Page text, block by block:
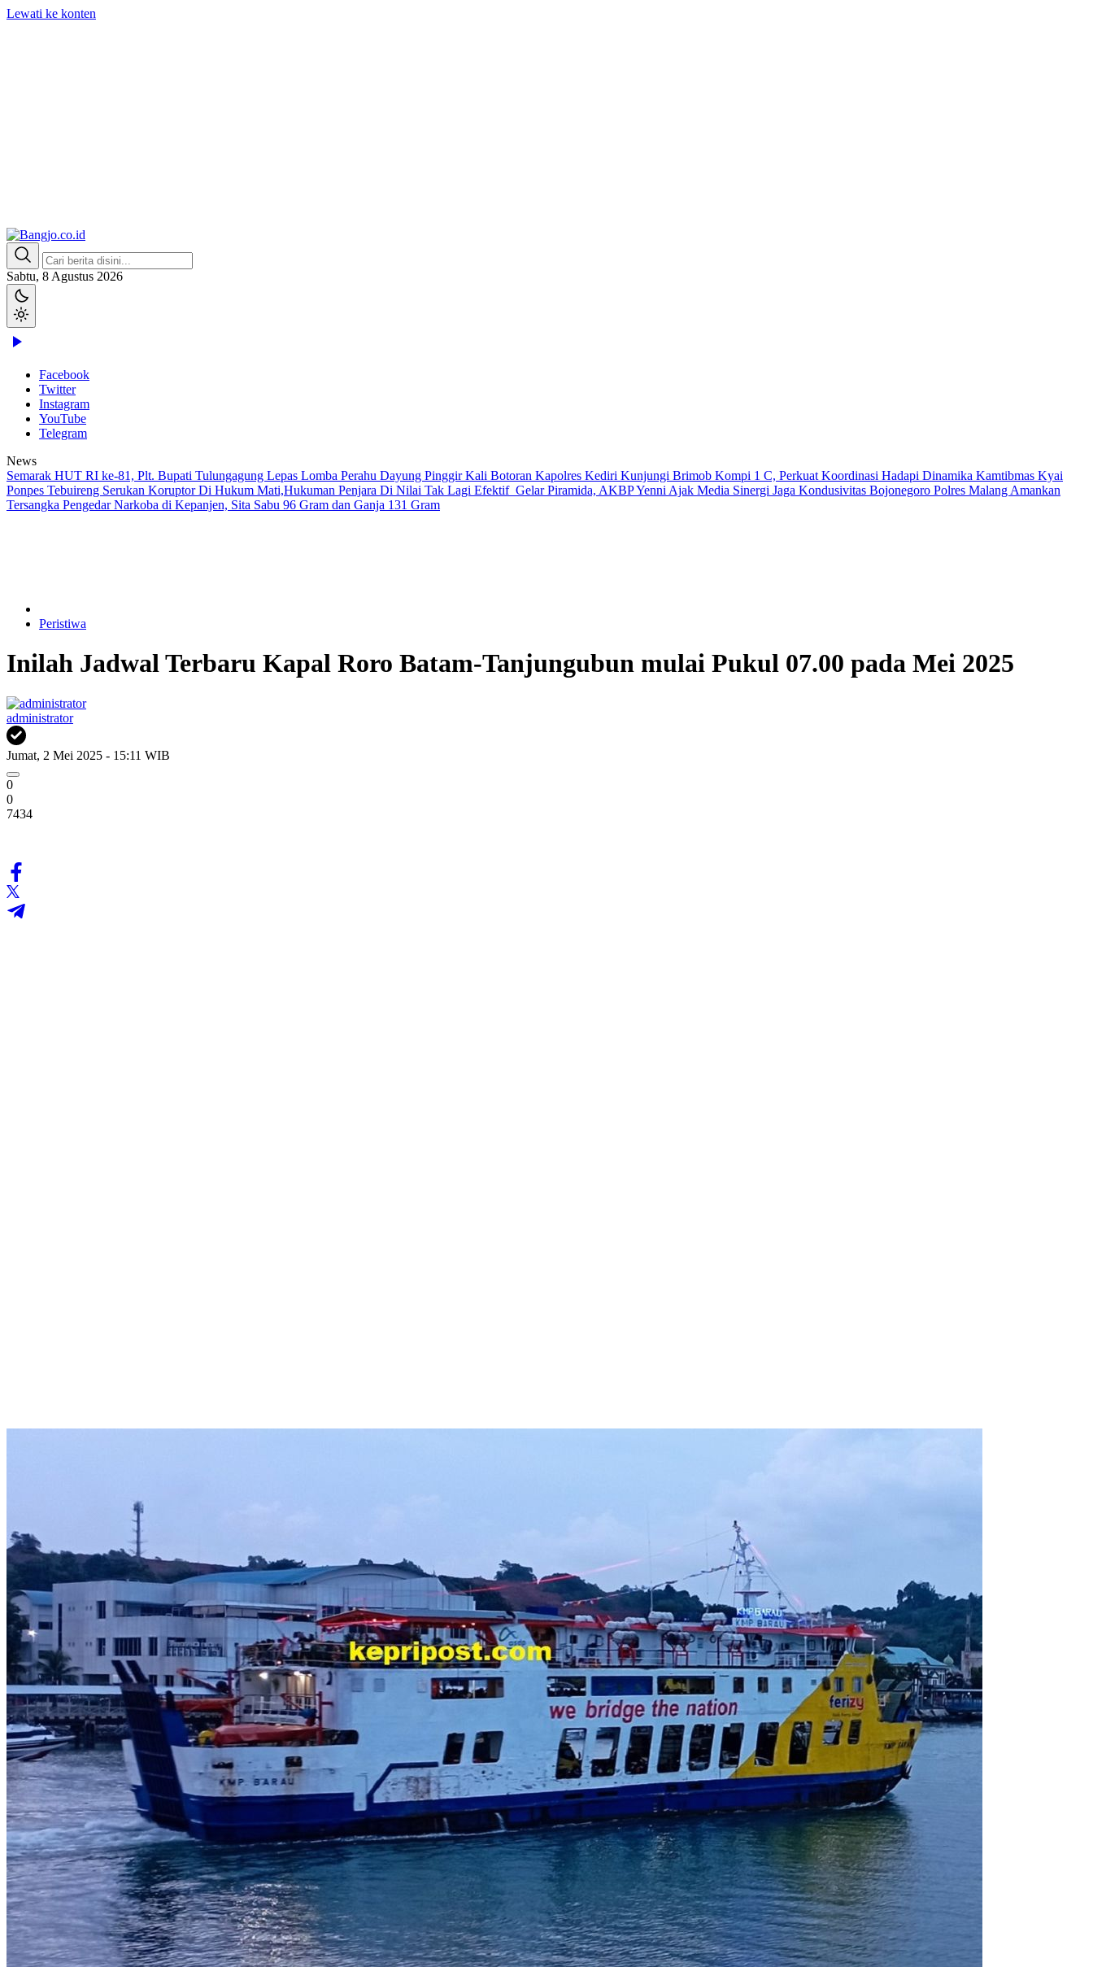
Lewati ke konten
Bangjo.co.id
Berani, Tegas, Terpercaya
Sabtu, 8 Agustus 2026
Facebook
Twitter
Instagram
YouTube
Telegram
News
Semarak HUT RI ke-81, Plt. Bupati Tulungagung Lepas Lomba Perahu Dayung Pinggir Kali Botoran Kapolres Kediri Kunjungi Brimob Kompi 1 C, Perkuat Koordinasi Hadapi Dinamika Kamtibmas Kyai
Ponpes Tebuireng Serukan Koruptor Di Hukum Mati,Hukuman Penjara Di Nilai Tak Lagi Efektif Gelar Piramida, AKBP Yenni Ajak Media Sinergi Jaga Kondusivitas Bojonegoro Polres Malang Amankan
Tersangka Pengedar Narkoba di Kepanjen, Sita Sabu 96 Gram dan Ganja 131 Gram
Peristiwa
Inilah Jadwal Terbaru Kapal Roro Batam-Tanjungubun mulai Pukul 07.00 pada Mei 2025
administrator
Jumat, 2 Mei 2025 - 15:11 WIB
0
0
7434